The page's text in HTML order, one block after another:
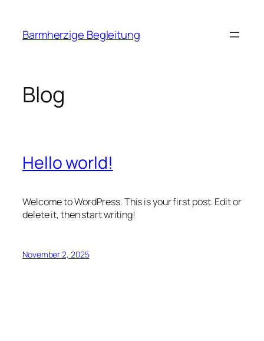
springen
Barmherzige Begleitung
Blog
Hello world!
Welcome to WordPress. This is your first post. Edit or
delete it, then start writing!
November 2, 2025